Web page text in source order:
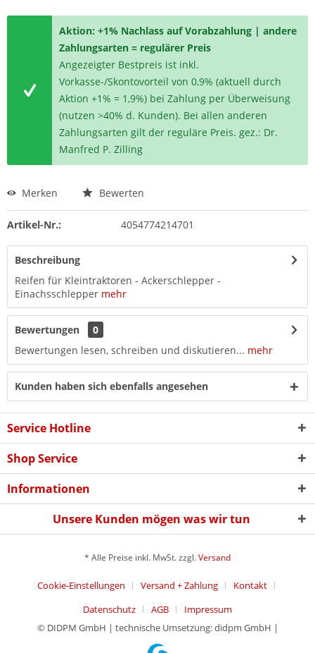
Aktion: +1% Nachlass auf Vorabzahlung | andere
Zahlungsarten = regulärer Preis
Angezeigter Bestpreis ist inkl.
Vorkasse-/Skontovorteil von 0,9% (aktuell durch
Aktion +1% = 1,9%) bei Zahlung per Überweisung
(nutzen >40% d. Kunden). Bei allen anderen
Zahlungsarten gilt der reguläre Preis. gez.: Dr.
Manfred P. Zilling
Merken Bewerten
Artikel-Nr.: 4054774214701
Beschreibung
Reifen für Kleintraktoren - Ackerschlepper -
Einachsschlepper mehr
Bewertungen
0
Bewertungen lesen, schreiben und diskutieren... mehr
Kunden haben sich ebenfalls angesehen
Service Hotline
Shop Service
Informationen
Unsere Kunden mögen was wir tun
* Alle Preise inkl. MwSt. zzgl.Versand
Cookie-Einstellungen Versand + Zahlung
Kontakt
Datenschutz
AGB
Impressum
© DIDPM GmbH | technische Umsetzung: didpm GmbH |